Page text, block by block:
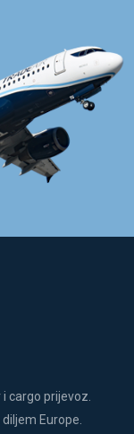
cargo prijevoz.
Europe.